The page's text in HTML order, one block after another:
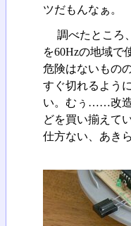
ツだもんなぁ。
調べたところ
を60Hzの地域で
危険はないもの
すぐ切れるよう
い。むぅ……改
どを買い揃えて
仕方ない、あき